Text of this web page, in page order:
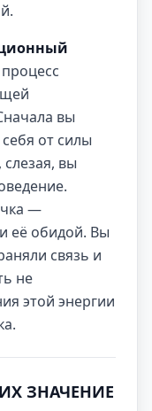
вы
от силы
вы
—
её обидой. Вы
связь и
не
этой энергии
ЗНАЧЕНИЕ